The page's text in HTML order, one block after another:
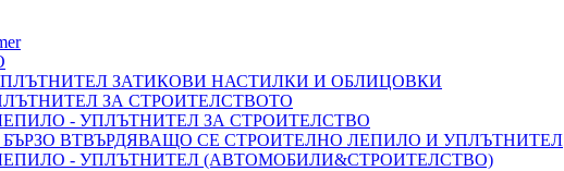
ЗАТИКОВИ НАСТИЛКИ И ОБЛИЦОВКИ
ЗА СТРОИТЕЛСТВОТО
- УПЛЪТНИТЕЛ ЗА СТРОИТЕЛСТВО
БЪРЗО ВТВЪРДЯВАЩО СЕ СТРОИТЕЛНО ЛЕПИЛО И УПЛЪТНИТЕЛ
- УПЛЪТНИТЕЛ (АВТОМОБИЛИ&СТРОИТЕЛСТВО)